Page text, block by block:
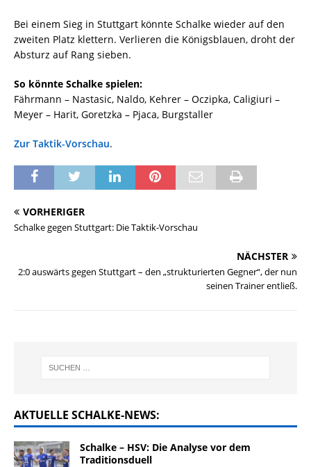
Bei einem Sieg in Stuttgart könnte Schalke wieder auf den
zweiten Platz klettern. Verlieren die Königsblauen, droht der
Absturz auf Rang sieben.
So könnte Schalke spielen:
Fährmann – Nastasic, Naldo, Kehrer – Oczipka, Caligiuri –
Meyer – Harit, Goretzka – Pjaca, Burgstaller
Zur Taktik-Vorschau.
VORHERIGER
Schalke gegen Stuttgart: Die Taktik-Vorschau
NÄCHSTER
2:0 auswärts gegen Stuttgart – den „strukturierten Gegner“, der nun
seinen Trainer entließ.
AKTUELLE SCHALKE-NEWS:
Schalke – HSV: Die Analyse vor dem
Traditionsduell